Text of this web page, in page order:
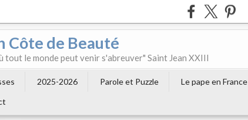
Côte de Beauté
tout le monde peut venir s'abreuver" Saint Jean XXIII
2025-2026 Parole et Puzzle Le pape en France